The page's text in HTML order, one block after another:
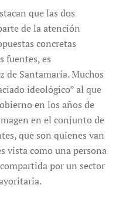
que las dos
de la atención
concretas
fuentes, es
de Santamaría. Muchos
ideológico” al que
en los años de
en el conjunto de
que son quienes van
vista como una persona
por un sector